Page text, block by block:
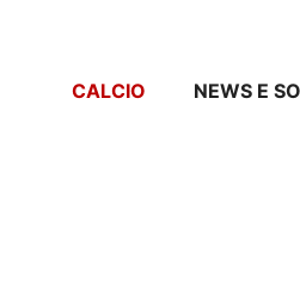
CALCIO NEWS E